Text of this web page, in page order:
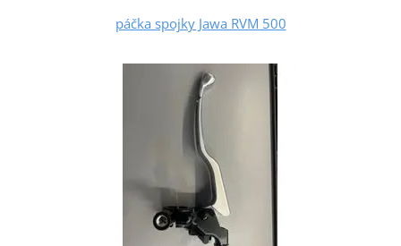
páčka spojky Jawa RVM 500